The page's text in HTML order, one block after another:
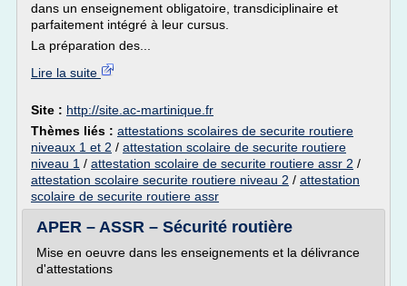
dans un enseignement obligatoire, transdiciplinaire et
parfaitement intégré à leur cursus.
La préparation des...
Lire la suite
Site : http://site.ac-martinique.fr
Thèmes liés : attestations scolaires de securite routiere
niveaux 1 et 2 / attestation scolaire de securite routiere
niveau 1 / attestation scolaire de securite routiere assr 2 /
attestation scolaire securite routiere niveau 2 / attestation
scolaire de securite routiere assr
APER – ASSR – Sécurité routière
Mise en oeuvre dans les enseignements et la délivrance
d'attestations